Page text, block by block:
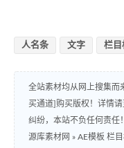
人名条 文字 栏目
全站素材均从网上搜集而
买通道]购买版权！详情
纠纷，本站不负任何责任！
源库素材网 » AE模板 栏